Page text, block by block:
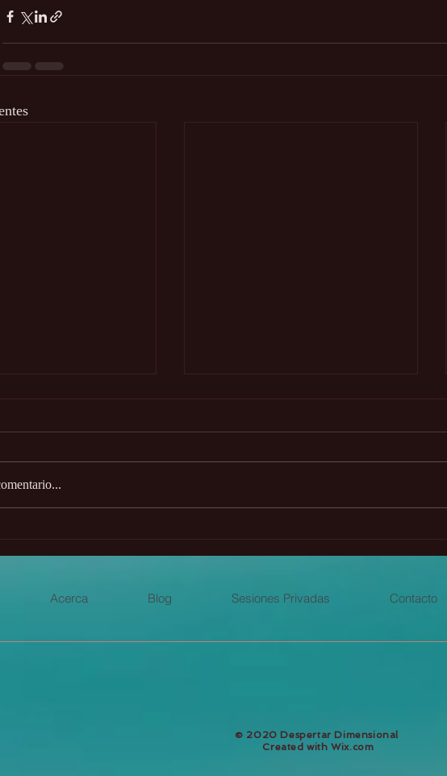
Acerca Blog Sesiones Privadas Contacto
​© 2020 Despertar Dimensional
Created withWix.com